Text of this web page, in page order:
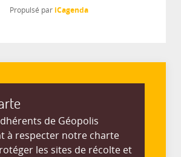
Propulsé par iCagenda
de Géopolis
à respecter notre charte
les sites de récolte et